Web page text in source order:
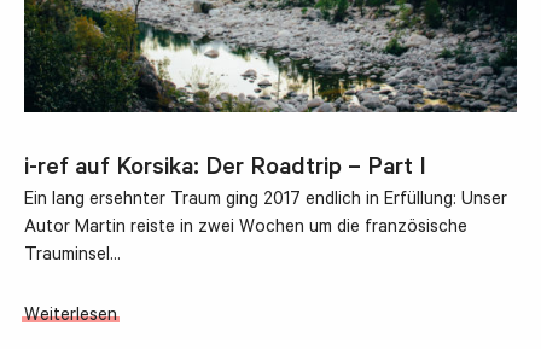
i-ref auf Korsika: Der Roadtrip – Part I
Ein lang ersehnter Traum ging 2017 endlich in Erfüllung: Unser
Autor Martin reiste in zwei Wochen um die französische
Trauminsel…
Weiterlesen